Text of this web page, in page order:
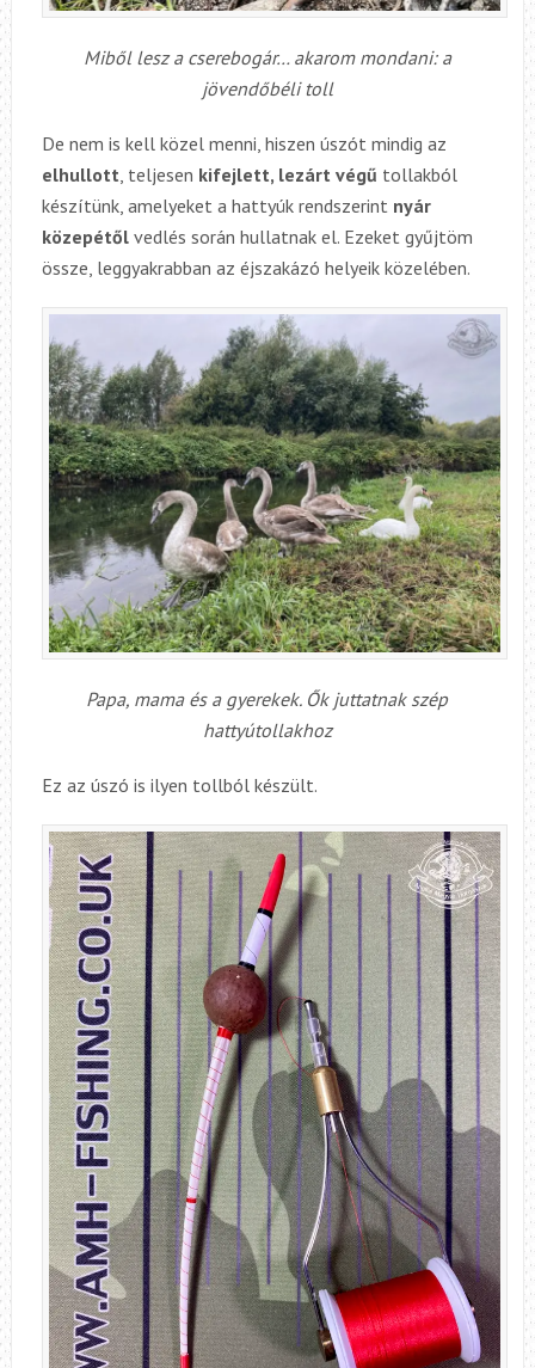
Miből lesz a cserebogár… akarom mondani: a
jövendőbéli toll
De nem is kell közel menni, hiszen úszót mindig az
elhullott , teljesen kifejlett, lezárt végű tollakból
készítünk, amelyeket a hattyúk rendszerint nyár
közepétőlvedlés során hullatnak el. Ezeket gyűjtöm
össze, leggyakrabban az éjszakázó helyeik közelében.
Papa, mama és a gyerekek. Ők juttatnak szép
hattyútollakhoz
Ez az úszó is ilyen tollból készült.